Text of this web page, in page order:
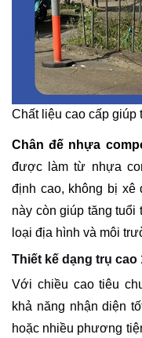
Chất liệu cao cấp giúp
Chân đế nhựa
được làm từ nhựa
định cao, không bị xê
này còn giúp tăng
loại địa hình và môi
Thiết kế dạng trụ cao
Với chiều cao tiêu
khả năng nhận diện
hoặc nhiều phương